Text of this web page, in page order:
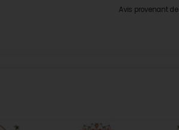
Avis provenant de